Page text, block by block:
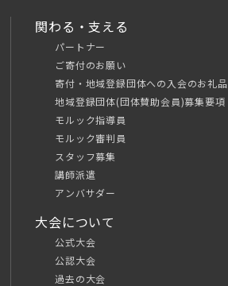
関わる・支える
パートナー
ご寄付のお願い
寄付・地域登録団体への入会のお礼品
地域登録団体(団体賛助会員)募集要項
モルック指導員
モルック審判員
スタッフ募集
講師派遣
アンバサダー
大会について
公式大会
公認大会
過去の大会